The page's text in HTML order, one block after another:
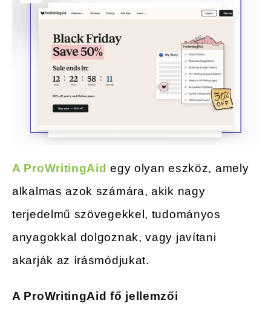
A ProWritingAidegy olyan eszköz, amely
alkalmas azok számára, akik nagy
terjedelmű szövegekkel, tudományos
anyagokkal dolgoznak, vagy javítani
akarják az írásmódjukat.
A ProWritingAid fő jellemzői